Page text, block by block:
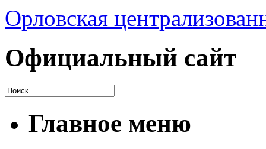
Орловская
Официальный сайт
Главное меню